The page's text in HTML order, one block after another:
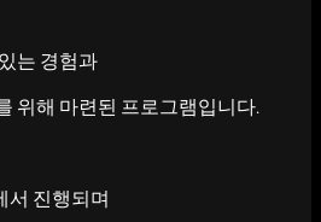
는 경험과
위해 마련된 프로그램입니다.
서 진행되며